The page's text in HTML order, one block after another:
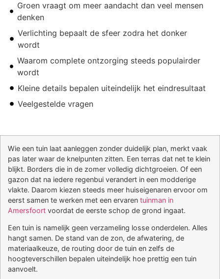
Groen vraagt om meer aandacht dan veel mensen
denken
Verlichting bepaalt de sfeer zodra het donker
wordt
Waarom complete ontzorging steeds populairder
wordt
Kleine details bepalen uiteindelijk het eindresultaat
Veelgestelde vragen
Wie een tuin laat aanleggen zonder duidelijk plan, merkt vaak
pas later waar de knelpunten zitten. Een terras dat net te klein
blijkt. Borders die in de zomer volledig dichtgroeien. Of een
gazon dat na iedere regenbui verandert in een modderige
vlakte. Daarom kiezen steeds meer huiseigenaren ervoor om
eerst samen te werken met een ervaren tuinman in
Amersfoort voordat de eerste schop de grond ingaat.
Een tuin is namelijk geen verzameling losse onderdelen. Alles
hangt samen. De stand van de zon, de afwatering, de
materiaalkeuze, de routing door de tuin en zelfs de
hoogteverschillen bepalen uiteindelijk hoe prettig een tuin
aanvoelt.